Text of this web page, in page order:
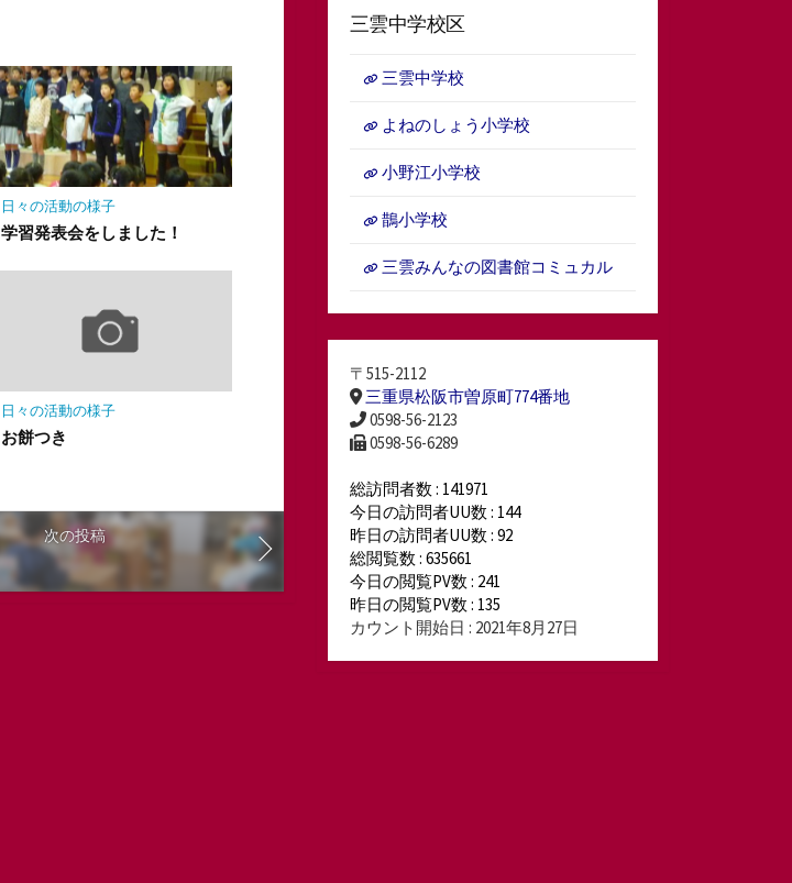
日々の活動の様子
学習発表会をしました！
日々の活動の様子
お餅つき
次の投稿
三雲中学校区
三雲中学校
よねのしょう小学校
小野江小学校
鵲小学校
三雲みんなの図書館コミュカル
〒515-2112
三重県松阪市曽原町774番地
0598-56-2123
0598-56-6289
総訪問者数 : 141971
今日の訪問者UU数 : 144
昨日の訪問者UU数 : 92
総閲覧数 : 635661
今日の閲覧PV数 : 241
昨日の閲覧PV数 : 135
カウント開始日 : 2021年8月27日